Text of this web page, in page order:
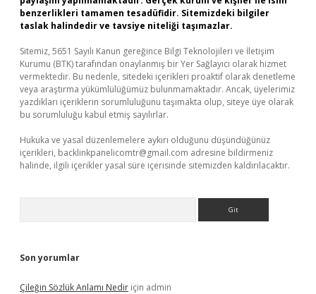
benzerlikleri tamamen tesadüfidir. Sitemizdeki bilgiler
taslak halindedir ve tavsiye niteliği taşımazlar.
Sitemiz, 5651 Sayılı Kanun gereğince Bilgi Teknolojileri ve İletişim
Kurumu (BTK) tarafından onaylanmış bir Yer Sağlayıcı olarak hizmet
vermektedir. Bu nedenle, sitedeki içerikleri proaktif olarak denetleme
veya araştırma yükümlülüğümüz bulunmamaktadır. Ancak, üyelerimiz
yazdıkları içeriklerin sorumluluğunu taşımakta olup, siteye üye olarak
bu sorumluluğu kabul etmiş sayılırlar.
Hukuka ve yasal düzenlemelere aykırı olduğunu düşündüğünüz
içerikleri, backlinkpanelicomtr@gmail.com adresine bildirmeniz
halinde, ilgili içerikler yasal süre içerisinde sitemizden kaldırılacaktır.
Son yorumlar
Çileğin Sözlük Anlamı Nedir için admin